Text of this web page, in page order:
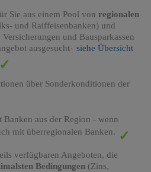
Sie aus einem Pool von regionalen
und Raiffeisenbanken) und
und Bausparkassen
ausgesucht- siehe Übersicht
über Sonderkonditionen der
aus der Region - wenn
mit überregionalen Banken.
verfügbaren Angeboten, die
Bedingungen(Zins,